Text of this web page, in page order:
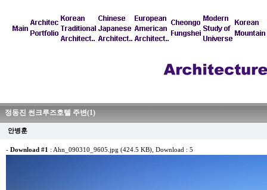
정동진 썬크루즈호텔 주변(1)
안병훈
- Download #1 : Ahn_090310_9605.jpg (424.5 KB) , Download : 5